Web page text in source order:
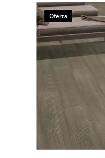
Oferta